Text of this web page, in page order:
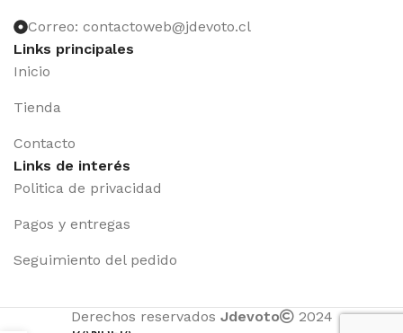
Correo: contactoweb@jdevoto.cl
Links principales
Inicio
Tienda
Contacto
Links de interés
Politica de privacidad
Pagos y entregas
Seguimiento del pedido
Derechos reservados Jdevoto 2024